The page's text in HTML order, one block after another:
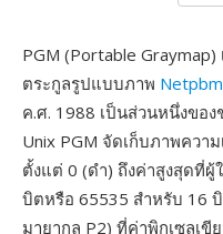
PGM (Portable
ตระกูลรูปแบบภาพ Netpbm
ค.ศ. 1988 เป็นส่วนหนึ่งขอ
Unix PGM จัดเก็บภาพควา
ตั้งแต่ 0 (ดำ) ถึงค่าสูงสุดที่
บิตหรือ 65535 สำหรับ 16
มายากล P2) ที่ค่าพิกเซลเขี